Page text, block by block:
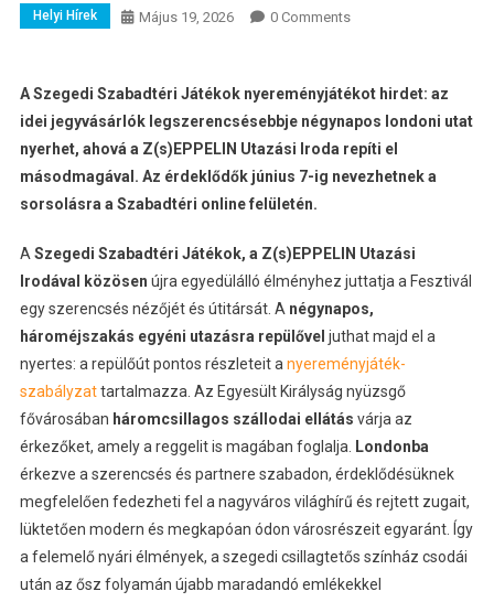
Helyi Hírek Május 19, 2026 0 Comments
A Szegedi Szabadtéri Játékok nyereményjátékot hirdet: az
idei jegyvásárlók legszerencsésebbje négynapos londoni utat
nyerhet, ahová a Z(s)EPPELIN Utazási Iroda repíti el
másodmagával. Az érdeklődők június 7-ig nevezhetnek a
sorsolásra a Szabadtéri online felületén.
ASzegedi Szabadtéri Játékok, a Z(s)EPPELIN Utazási
Irodával közösen újra egyedülálló élményhez juttatja a Fesztivál
egy szerencsés nézőjét és útitársát. A négynapos,
hároméjszakás egyéni utazásra repülővel juthat majd el a
nyertes: a repülőút pontos részleteit anyereményjáték-
szabályzattartalmazza. Az Egyesült Királyság nyüzsgő
fővárosában háromcsillagos szállodai ellátás várja az
érkezőket, amely a reggelit is magában foglalja. Londonba
érkezve a szerencsés és partnere szabadon, érdeklődésüknek
megfelelően fedezheti fel a nagyváros világhírű és rejtett zugait,
lüktetően modern és megkapóan ódon városrészeit egyaránt. Így
a felemelő nyári élmények, a szegedi csillagtetős színház csodái
után az ősz folyamán újabb maradandó emlékekkel